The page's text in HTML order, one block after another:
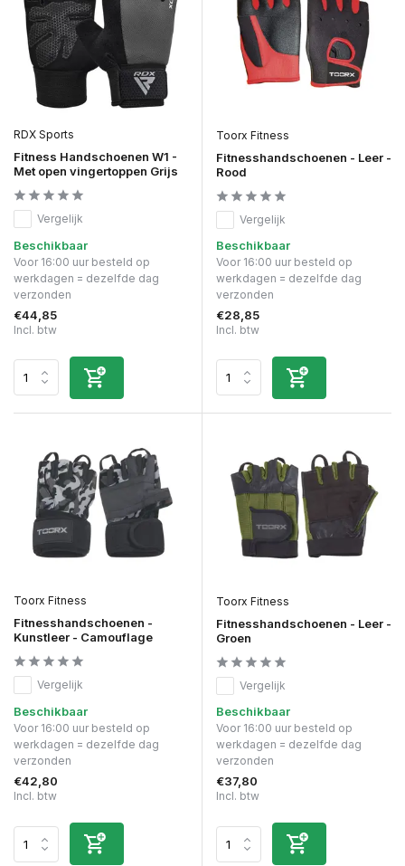
RDX Sports
Fitness Handschoenen W1 -
Met open vingertoppen Grijs
Vergelijk
Beschikbaar
Voor 16:00 uur besteld op
werkdagen = dezelfde dag
verzonden
€44,85
Incl. btw
Toorx Fitness
Fitnesshandschoenen - Leer -
Rood
Vergelijk
Beschikbaar
Voor 16:00 uur besteld op
werkdagen = dezelfde dag
verzonden
€28,85
Incl. btw
Toorx Fitness
Fitnesshandschoenen -
Kunstleer - Camouflage
Vergelijk
Beschikbaar
Voor 16:00 uur besteld op
werkdagen = dezelfde dag
verzonden
€42,80
Incl. btw
Toorx Fitness
Fitnesshandschoenen - Leer -
Groen
Vergelijk
Beschikbaar
Voor 16:00 uur besteld op
werkdagen = dezelfde dag
verzonden
€37,80
Incl. btw